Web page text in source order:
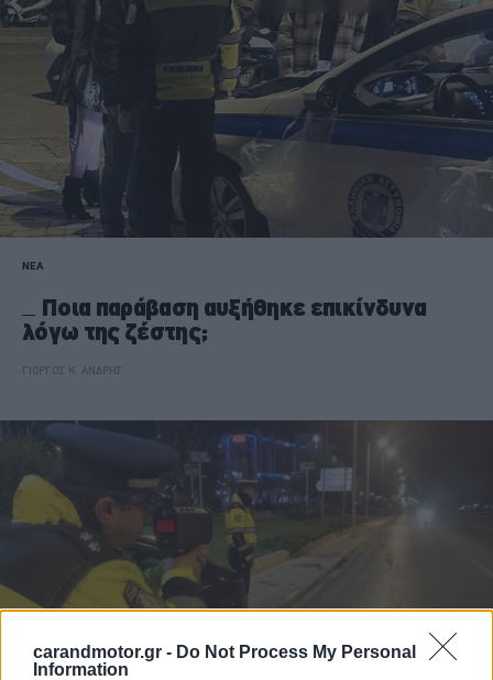
carandmotor.gr - Do Not Process My Personal
Information
ΝΕΑ
Ποια παράβαση αυξήθηκε επικίνδυνα
λόγω της ζέστης;
ΓΙΩΡΓΟΣ Κ. ΑΝΔΡΗΣ